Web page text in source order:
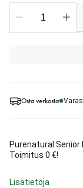
Osta verkosta
Purenatural Senior
Toimitus 0 €!
Lisätietoja